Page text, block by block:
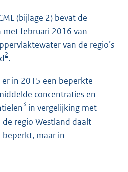
(bijlage 2) bevat de
met februari 2016 van
van de regio’s
2.
er in 2015 een beperkte
concentraties en
3 in vergelijking met
regio Westland daalt
maar in